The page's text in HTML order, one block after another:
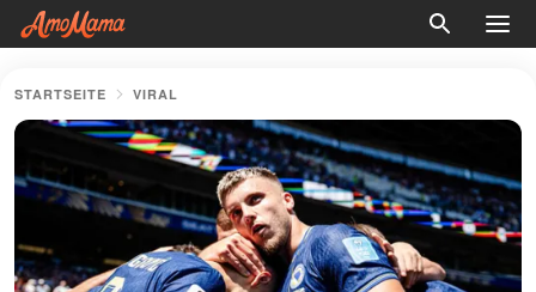
STARTSEITE VIRAL